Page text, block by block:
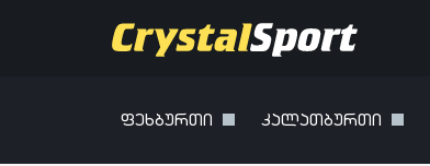
ფეხბურთი კალათბურთი